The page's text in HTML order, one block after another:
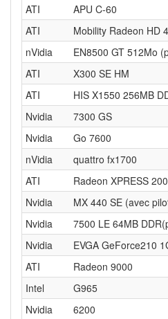
ATI
APU C-60
ATI
Mobility Radeon HD
nVidia
EN8500 GT 512Mo
ATI
X300 SE HM
ATI
HIS X1550 256MB
Nvidia
7300 GS
Nvidia
Go 7600
nVidia
quattro fx1700
ATI
Radeon XPRESS
Nvidia
MX 440 SE (avec
Nvidia
7500 LE 64MB
Nvidia
EVGA GeForce210
ATI
Radeon 9000
Intel
G965
Nvidia
6200